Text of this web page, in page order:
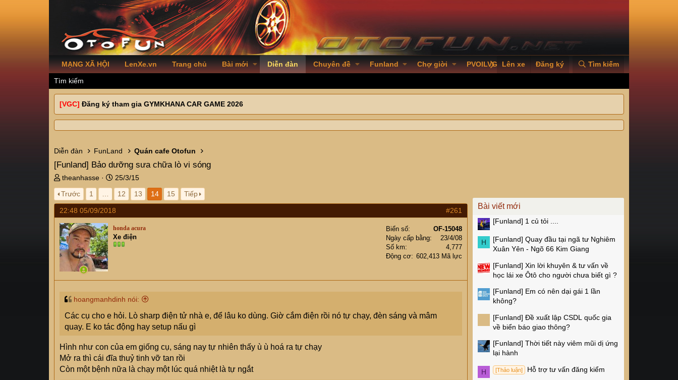
MẠNG XÃ HỘI LenXe.vn Trang chủ Bài mới Diễn đàn Chuyên đề Funland Chợ giời PVOILVGC2026
Lên xe Đăng ký Tìm kiếm
Tìm kiếm
[VGC] Đăng ký tham gia GYMKHANA CAR GAME 2026
Diễn đàn FunLand Quán cafe Otofun
[Funland] Bảo dưỡng sưa chữa lò vi sóng
T
h
r
e
a
d
s
t
a
t
e
theanhasse
N
g
à
y
g
i
25/3/15
Trước
1 12 13 14 15 Tiếp
22:48 05/09/2018 #261
honda acura
Xe điện
Biển số
OF-15048
Ngày cấp bằng
23/4/08
Số km
4,777
Động cơ
602,413 Mã lực
hoangmanhdinh nói:
Các cụ cho e hỏi. Lò sharp điện tử nhà e, để lâu ko dùng. Giờ cắm điện rồi nó tự chạy, đèn sáng và mâm
quay. E ko tác động hay setup nấu gì
Hình như con của em giống cụ, sáng nay tự nhiên thấy ù ù hoá ra tự chạy
Mở ra thì cái đĩa thuỷ tinh vỡ tan rồi
Còn một bệnh nữa là chạy một lúc quá nhiệt là tự ngắt
Bài viết mới
[Funland] 1 củ tỏi ....
H [Funland] Quay đầu tại ngã tư Nghiêm
Xuân Yên - Ngõ 66 Kim Giang
[Funland] Xin lời khuyên & tư vấn về
học lái xe Ôtô cho người chưa biết gì ?
[Funland] Em có nên dại gái 1 lần
không?
[Funland] Đề xuất lập CSDL quốc gia
về biển báo giao thông?
[Funland] Thời tiết này viêm mũi dị ứng
lại hành
H [Thảo luận] Hỗ trợ tư vấn đăng kiểm